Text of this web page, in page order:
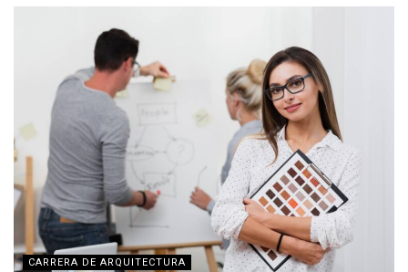
CARRERA DE ARQUITECTURA